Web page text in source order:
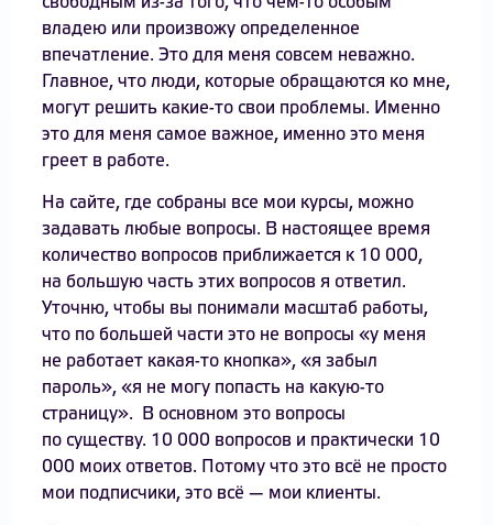
владею или произвожу определенное
впечатление. Это для меня совсем неважно.
Главное, что люди, которые обращаются ко мне,
могут решить какие-то свои проблемы. Именно
это для меня самое важное, именно это меня
греет в работе.
На сайте, где собраны все мои курсы, можно
задавать любые вопросы. В настоящее время
количество вопросов приближается к 10 000,
на большую часть этих вопросов я ответил.
Уточню, чтобы вы понимали масштаб работы,
что по большей части это не вопросы «у меня
не работает какая-то кнопка», «я забыл
пароль», «я не могу попасть на какую-то
страницу». В основном это вопросы
по существу. 10 000 вопросов и практически 10
000 моих ответов. Потому что это всё не просто
мои подписчики, это всё — мои клиенты.